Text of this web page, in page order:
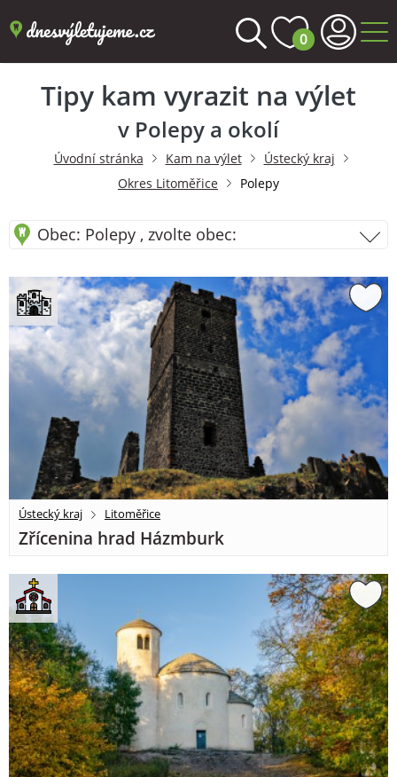
0
Tipy kam vyrazit na výlet
v Polepy a okolí
Úvodní stránka Kam na výlet
Ústecký kraj
Okres Litoměřice
Polepy
Obec: Polepy , zvolte obec:
Ústecký kraj Litoměřice
Zřícenina hrad Házmburk